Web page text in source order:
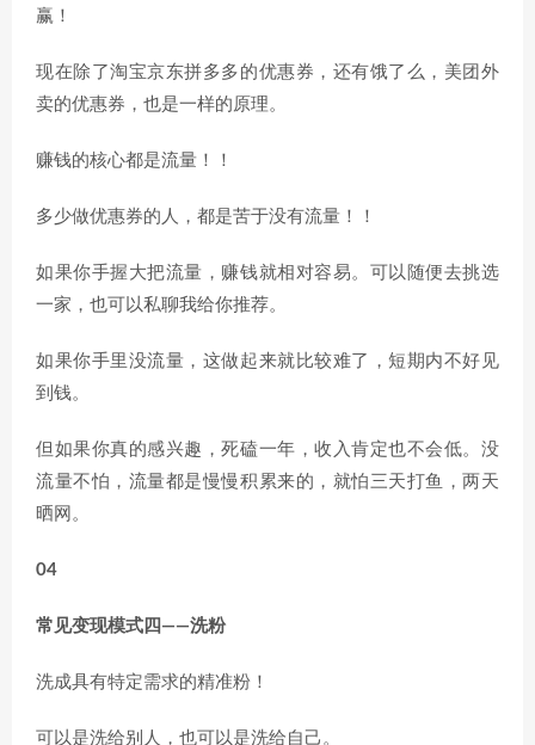
赢！
现在除了淘宝京东拼多多的优惠券，还有饿了么，美团外
卖的优惠券，也是一样的原理。
赚钱的核心都是流量！！
多少做优惠券的人，都是苦于没有流量！！
如果你手握大把流量，赚钱就相对容易。可以随便去挑选
一家，也可以私聊我给你推荐。
如果你手里没流量，这做起来就比较难了，短期内不好见
到钱。
但如果你真的感兴趣，死磕一年，收入肯定也不会低。没
流量不怕，流量都是慢慢积累来的，就怕三天打鱼，两天
晒网。
04
常见变现模式四——洗粉
洗成具有特定需求的精准粉！
可以是洗给别人，也可以是洗给自己。